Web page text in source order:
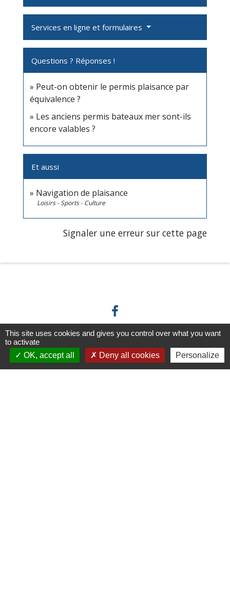
Services en ligne et formulaires
Questions ? Réponses !
Peut-on obtenir le permis plaisance par
équivalence ?
Les anciens permis bateaux mer sont-ils
encore valables ?
Et aussi
Navigation de plaisance
Loisirs - Sports - Culture
Signaler une erreur sur cette page
Horaires/Contacts
This site uses cookies and gives you control over what you want
to activate
OK, accept all
Deny all cookies Personalize